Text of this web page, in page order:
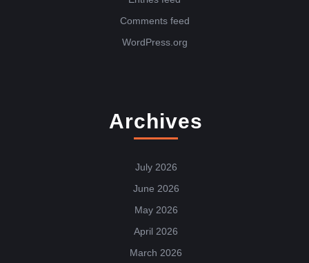
Comments feed
WordPress.org
Archives
July 2026
June 2026
May 2026
April 2026
March 2026